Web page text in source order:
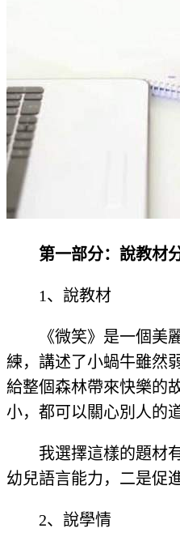
第一部分：說教材
1、說教材
《微笑》是一個美
練，講述了小蝸牛雖然
給整個森林帶來快樂的
小，都可以關心別人的
我選擇這樣的題材
幼兒語言能力，二是促
2、說學情